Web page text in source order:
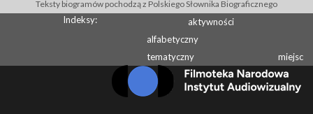
Teksty biogramów pochodzą z Polskiego Słownika Biograficznego
Indeksy:
aktywności
alfabetyczny
tematyczny
miejsc